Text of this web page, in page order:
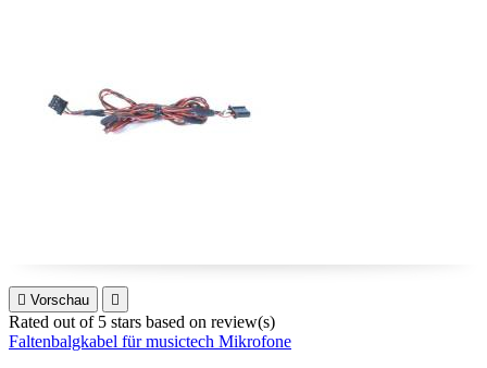
 Vorschau 
Rated out of 5 stars based on review(s)
Faltenbalgkabel für musictech Mikrofone